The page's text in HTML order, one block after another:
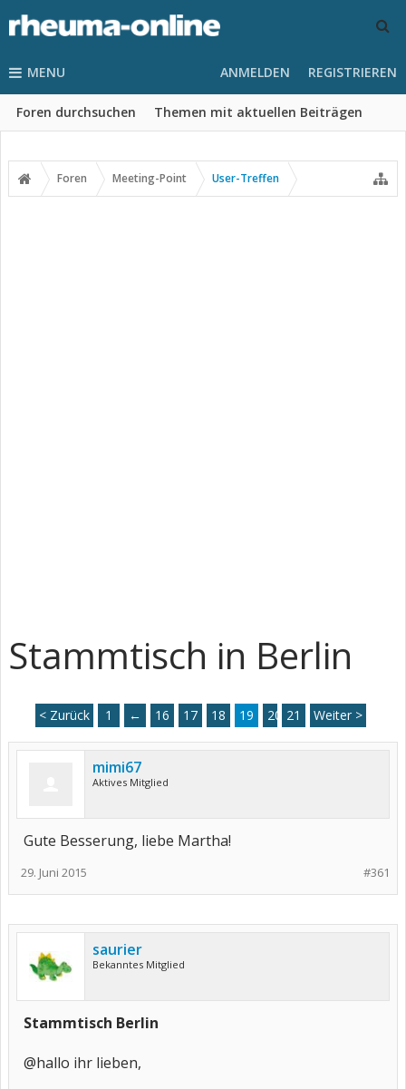
MENU
Foren durchsuchen Themen mit aktuellen Beiträgen
ANMELDEN REGISTRIEREN
Foren Meeting-Point User-Treffen
Stammtisch in Berlin
< Zurück 1 ← 16 17 18 19 20 21 Weiter >
mimi67
Aktives Mitglied
Gute Besserung, liebe Martha!
#361
29. Juni 2015
saurier
Bekanntes Mitglied
Stammtisch Berlin
@hallo ihr lieben,